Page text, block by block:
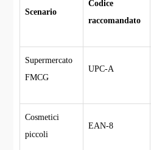
Scenario
Codice
raccomandato
Supermercato
FMCG
UPC-A
Cosmetici
piccoli
EAN-8